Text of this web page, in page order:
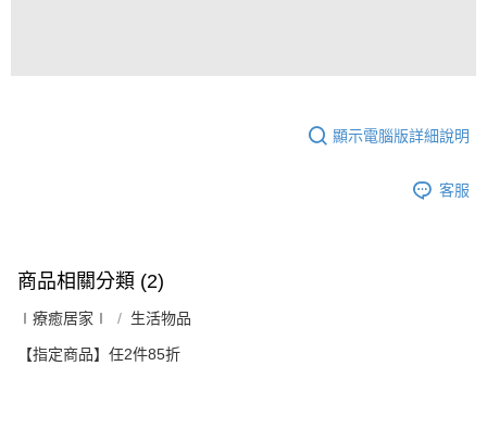
顯示電腦版詳細說明
客服
商品相關分類 (2)
∣療癒居家∣ 生活物品
【指定商品】任2件85折